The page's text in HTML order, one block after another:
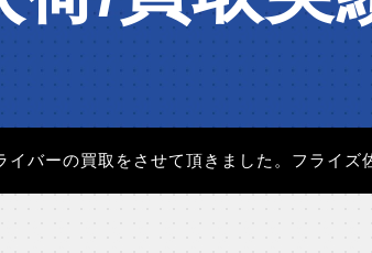
バーの買取をさせて頂きました。フライズ